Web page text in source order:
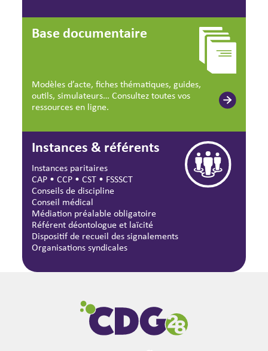
Base documentaire
Modèles d’acte, fiches thématiques, guides,
outils, simulateurs… Consultez toutes vos
ressources en ligne.
Instances & référents
Instances paritaires
CAP •CCP •CST • FSSSCT
Conseils de discipline
Conseil médical
Médiation préalable obligatoire
Référent déontologue et laïcité
Dispositif de recueil des signalements
Organisations syndicales